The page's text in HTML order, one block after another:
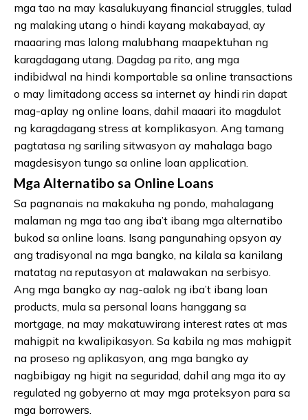
mga tao na may kasalukuyang financial struggles, tulad
ng malaking utang o hindi kayang makabayad, ay
maaaring mas lalong malubhang maapektuhan ng
karagdagang utang. Dagdag pa rito, ang mga
indibidwal na hindi komportable sa online transactions
o may limitadong access sa internet ay hindi rin dapat
mag-aplay ng online loans, dahil maaari ito magdulot
ng karagdagang stress at komplikasyon. Ang tamang
pagtatasa ng sariling sitwasyon ay mahalaga bago
magdesisyon tungo sa online loan application.
Mga Alternatibo sa Online Loans
Sa pagnanais na makakuha ng pondo, mahalagang
malaman ng mga tao ang iba’t ibang mga alternatibo
bukod sa online loans. Isang pangunahing opsyon ay
ang tradisyonal na mga bangko, na kilala sa kanilang
matatag na reputasyon at malawakan na serbisyo.
Ang mga bangko ay nag-aalok ng iba’t ibang loan
products, mula sa personal loans hanggang sa
mortgage, na may makatuwirang interest rates at mas
mahigpit na kwalipikasyon. Sa kabila ng mas mahigpit
na proseso ng aplikasyon, ang mga bangko ay
nagbibigay ng higit na seguridad, dahil ang mga ito ay
regulated ng gobyerno at may mga proteksyon para sa
mga borrowers.